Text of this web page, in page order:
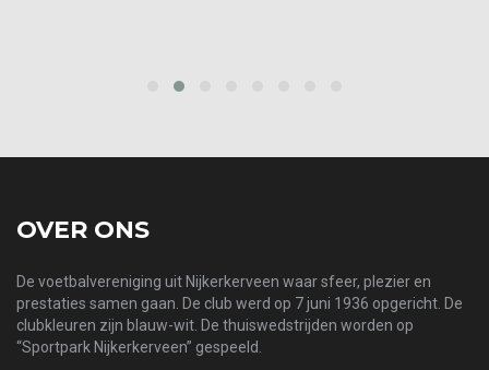
OVER ONS
De voetbalvereniging uit Nijkerkerveen waar sfeer, plezier en
prestaties samen gaan. De club werd op 7 juni 1936 opgericht. De
clubkleuren zijn blauw-wit. De thuiswedstrijden worden op
“Sportpark Nijkerkerveen” gespeeld.